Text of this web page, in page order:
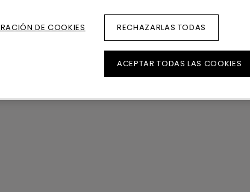
DESCUBRA TODOS LOS SUELOS DISPONIBLES
DE COOKIES RECHAZARLAS TODAS
ACEPTAR TODAS LAS COOKIES